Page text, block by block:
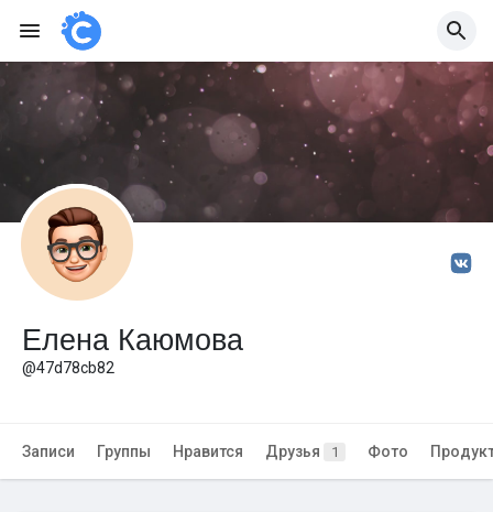
Елена Каюмова
@47d78cb82
Записи Группы Нравится Друзья 1 Фото